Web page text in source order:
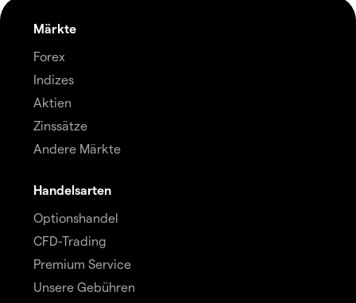
Märkte
Forex
Indizes
Aktien
Zinssätze
Andere Märkte
Handelsarten
Optionshandel
CFD-Trading
Premium Service
Unsere Gebühren